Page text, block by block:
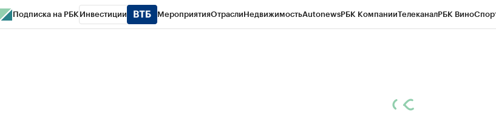
Подписка на РБК Инвестиции МероприятияОтраслиНедвижимостьAutonewsРБК КомпанииТелеканалРБК Вино